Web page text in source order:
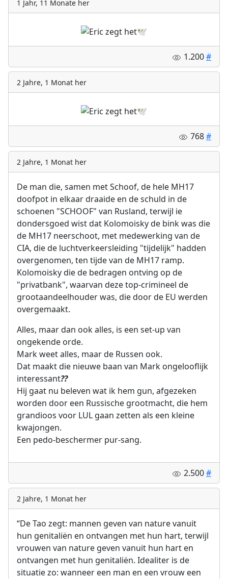
1 Jahr, 11 Monate her
1.200#
2 Jahre, 1 Monat her
768#
2 Jahre, 1 Monat her
De man die, samen met Schoof, de hele MH17
doofpot in elkaar draaide en de schuld in de
schoenen "SCHOOF" van Rusland, terwijl ie
dondersgoed wist dat Kolomoisky de bink was die
de MH17 neerschoot, met medewerking van de
CIA, die de luchtverkeersleiding "tijdelijk" hadden
overgenomen, ten tijde van de MH17 ramp.
Kolomoisky die de bedragen ontving op de
"privatbank", waarvan deze top-crimineel de
grootaandeelhouder was, die door de EU werden
overgemaakt.
Alles, maar dan ook alles, is een set-up van
ongekende orde.
Mark weet alles, maar de Russen ook.
Dat maakt die nieuwe baan van Mark ongelooflijk
interessant??
Hij gaat nu beleven wat ik hem gun, afgezeken
worden door een Russische grootmacht, die hem
grandioos voor LUL gaan zetten als een kleine
kwajongen.
Een pedo-beschermer pur-sang.
2.500#
2 Jahre, 1 Monat her
“De Tao zegt: mannen geven van nature vanuit
hun genitaliën en ontvangen met hun hart, terwijl
vrouwen van nature geven vanuit hun hart en
ontvangen met hun genitaliën. Idealiter is de
situatie zo: wanneer een man en een vrouw een